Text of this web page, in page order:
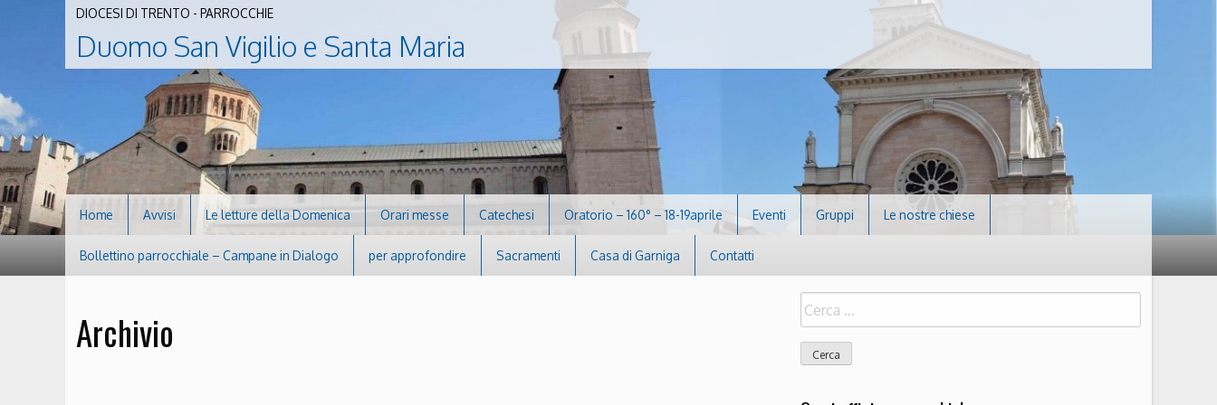
DIOCESI DI TRENTO - PARROCCHIE
Duomo San Vigilio e Santa Maria
Home Avvisi Le letture della Domenica Orari messe Catechesi Oratorio – 160° – 18-19aprile Eventi Gruppi Le nostre chiese
Bollettino parrocchiale – Campane in Dialogo per approfondire Sacramenti Casa di Garniga Contatti
Archivio
Ricerca
per: